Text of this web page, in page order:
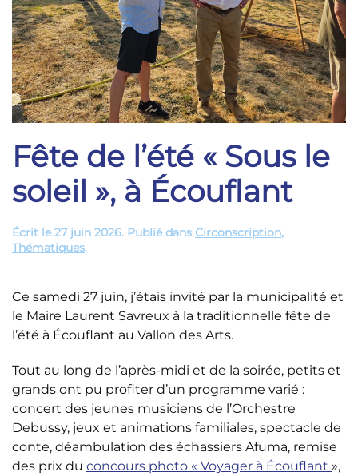
Fête de l’été « Sous le
soleil », à Écouflant
Écrit le27 juin 2026. Publié dans Circonscription,
Thématiques.
Ce samedi 27 juin, j’étais invité par la municipalité et
le Maire Laurent Savreux à la traditionnelle fête de
l’été à Écouflant au Vallon des Arts.
Tout au long de l’après-midi et de la soirée, petits et
grands ont pu profiter d’un programme varié :
concert des jeunes musiciens de l’Orchestre
Debussy, jeux et animations familiales, spectacle de
conte, déambulation des échassiers Afuma, remise
des prix du concours photo « Voyager à Écouflant »,